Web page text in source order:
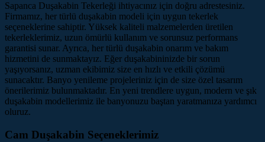
Sapanca Duşakabin Tekerleği ihtiyacınız için doğru adrestesiniz.
Firmamız, her türlü duşakabin modeli için uygun tekerlek
seçeneklerine sahiptir. Yüksek kaliteli malzemelerden üretilen
tekerleklerimiz, uzun ömürlü kullanım ve sorunsuz performans
garantisi sunar. Ayrıca, her türlü duşakabin onarım ve bakım
hizmetini de sunmaktayız. Eğer duşakabininizde bir sorun
yaşıyorsanız, uzman ekibimiz size en hızlı ve etkili çözümü
sunacaktır. Banyo yenileme projeleriniz için de size özel tasarım
önerilerimiz bulunmaktadır. En yeni trendlere uygun, modern ve şık
duşakabin modellerimiz ile banyonuzu baştan yaratmanıza yardımcı
oluruz.
Cam Duşakabin Seçeneklerimiz